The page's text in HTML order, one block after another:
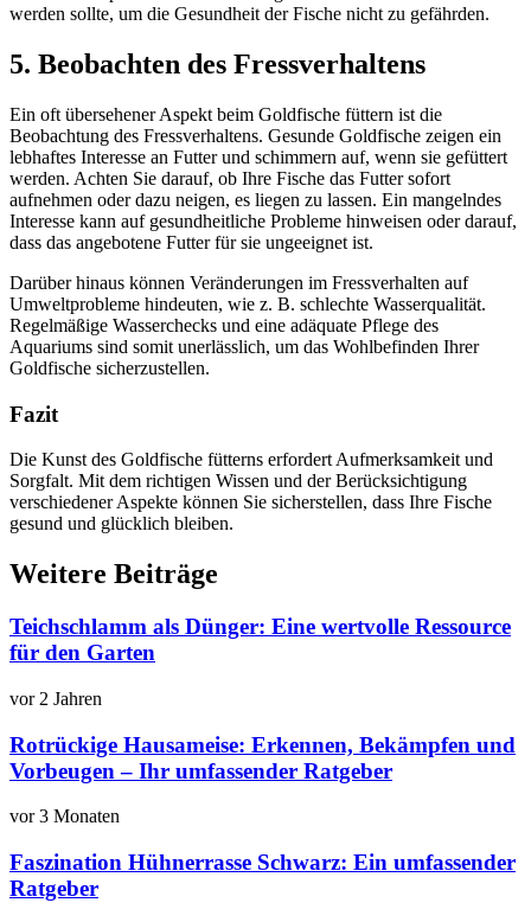
werden sollte, um die Gesundheit der Fische nicht zu gefährden.
5. Beobachten des Fressverhaltens
Ein oft übersehener Aspekt beim Goldfische füttern ist die
Beobachtung des Fressverhaltens. Gesunde Goldfische zeigen ein
lebhaftes Interesse an Futter und schimmern auf, wenn sie gefüttert
werden. Achten Sie darauf, ob Ihre Fische das Futter sofort
aufnehmen oder dazu neigen, es liegen zu lassen. Ein mangelndes
Interesse kann auf gesundheitliche Probleme hinweisen oder darauf,
dass das angebotene Futter für sie ungeeignet ist.
Darüber hinaus können Veränderungen im Fressverhalten auf
Umweltprobleme hindeuten, wie z. B. schlechte Wasserqualität.
Regelmäßige Wasserchecks und eine adäquate Pflege des
Aquariums sind somit unerlässlich, um das Wohlbefinden Ihrer
Goldfische sicherzustellen.
Fazit
Die Kunst des Goldfische fütterns erfordert Aufmerksamkeit und
Sorgfalt. Mit dem richtigen Wissen und der Berücksichtigung
verschiedener Aspekte können Sie sicherstellen, dass Ihre Fische
gesund und glücklich bleiben.
Weitere Beiträge
Teichschlamm als Dünger: Eine wertvolle Ressource
für den Garten
vor 2 Jahren
Rotrückige Hausameise: Erkennen, Bekämpfen und
Vorbeugen – Ihr umfassender Ratgeber
vor 3 Monaten
Faszination Hühnerrasse Schwarz: Ein umfassender
Ratgeber